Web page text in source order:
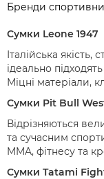
Бренди
Сумки Leone 1947
Італійська якість,
ідеально
Міцні матеріали,
Сумки Pit Bull
Відрізняються
та сучасним
MMA, фітнесу та
Сумки Tatami